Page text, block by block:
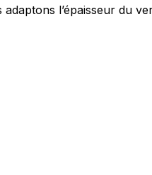
l’épaisseur du